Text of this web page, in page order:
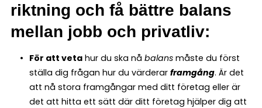
riktning och få bättre balans
mellan jobb och privatliv:
För att vetahur du ska nå balansmåste du först
ställa dig frågan hur du värderar framgång. Är det
att nå stora framgångar med ditt företag eller är
det att hitta ett sätt där ditt företag hjälper dig att